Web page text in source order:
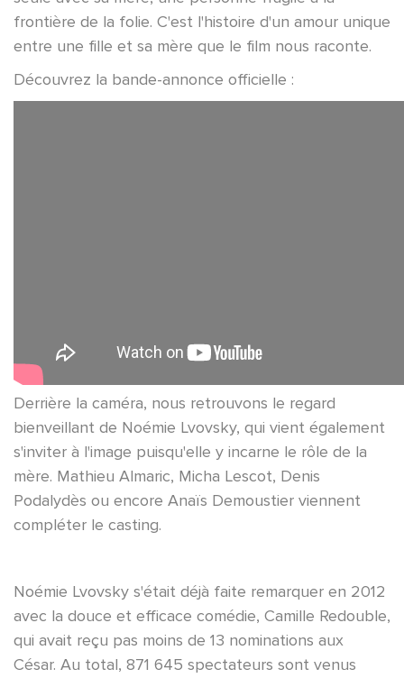
frontière de la folie. C'est l'histoire d'un amour unique
entre une fille et sa mère que le film nous raconte.
Découvrez la bande-annonce officielle :
Derrière la caméra, nous retrouvons le regard
bienveillant de Noémie Lvovsky, qui vient également
s'inviter à l'image puisqu'elle y incarne le rôle de la
mère. Mathieu Almaric, Micha Lescot, Denis
Podalydès ou encore Anaïs Demoustier viennent
compléter le casting.
Noémie Lvovsky s'était déjà faite remarquer en 2012
avec la douce et efficace comédie, Camille Redouble,
qui avait reçu pas moins de 13 nominations aux
César. Au total, 871 645 spectateurs sont venus